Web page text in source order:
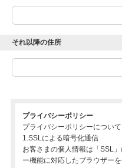
それ以降の住所
プライバシーポリシー
プライバシーポリシーについて
1.SSLによる暗号化通信
お客さまの個人情報は「SSL
ー機能に対応したブラウザー